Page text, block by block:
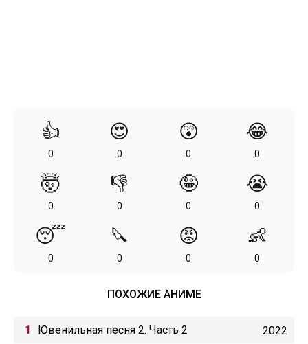
👍
0
😍
0
😲
0
😂
0
🤯
0
👎
0
🤪
0
😭
0
😴
0
🔪
0
😡
0
👶
0
ПОХОЖИЕ АНИМЕ
Ювенильная песня 2. Часть 2 2022